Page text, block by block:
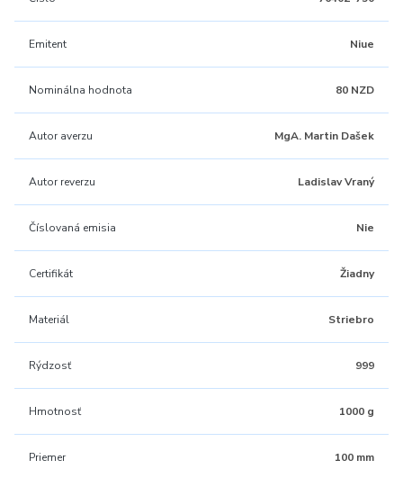
Emitent Niue
Nominálna hodnota 80 NZD
Autor averzu MgA. Martin Dašek
Autor reverzu Ladislav Vraný
Číslovaná emisia Nie
Certifikát Žiadny
Materiál Striebro
Rýdzosť 999
Hmotnosť 1000 g
Priemer 100 mm